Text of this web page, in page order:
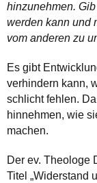
hinzunehmen.
werden kann und
vom anderen zu
Es gibt
verhindern kann,
schlicht fehlen.
hinnehmen, wie
machen.
Der ev. Theologe
Titel „Widerstand